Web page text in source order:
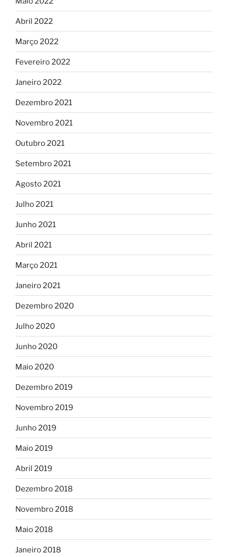
Abril 2022
Março 2022
Fevereiro 2022
Janeiro 2022
Dezembro 2021
Novembro 2021
Outubro 2021
Setembro 2021
Agosto 2021
Julho 2021
Junho 2021
Abril 2021
Março 2021
Janeiro 2021
Dezembro 2020
Julho 2020
Junho 2020
Maio 2020
Dezembro 2019
Novembro 2019
Junho 2019
Maio 2019
Abril 2019
Dezembro 2018
Novembro 2018
Maio 2018
Janeiro 2018